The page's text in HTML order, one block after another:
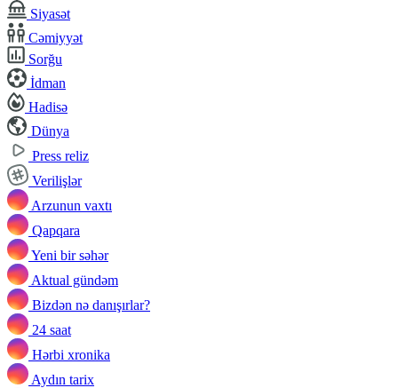
Siyasət
Cəmiyyət
Sorğu
İdman
Hadisə
Dünya
Press reliz
Verilişlər
Arzunun vaxtı
Qapqara
Yeni bir səhər
Aktual gündəm
Bizdən nə danışırlar?
24 saat
Hərbi xronika
Aydın tarix